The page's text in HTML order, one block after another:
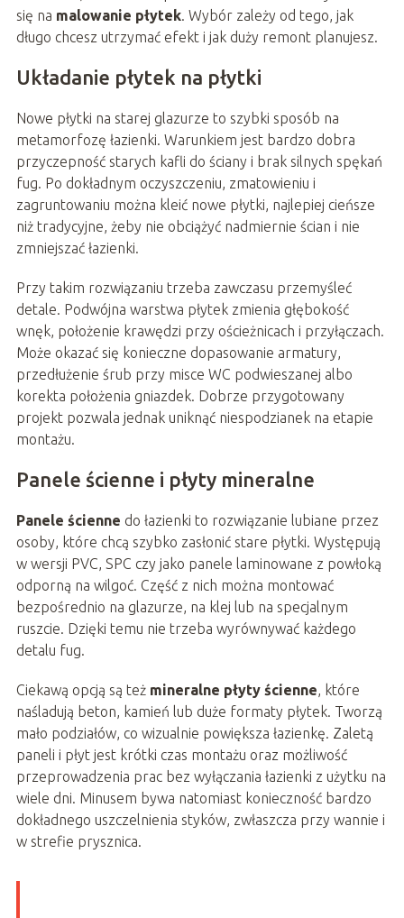
się na malowanie płytek. Wybór zależy od tego, jak
długo chcesz utrzymać efekt i jak duży remont planujesz.
Układanie płytek na płytki
Nowe płytki na starej glazurze to szybki sposób na
metamorfozę łazienki. Warunkiem jest bardzo dobra
przyczepność starych kafli do ściany i brak silnych spękań
fug. Po dokładnym oczyszczeniu, zmatowieniu i
zagruntowaniu można kleić nowe płytki, najlepiej cieńsze
niż tradycyjne, żeby nie obciążyć nadmiernie ścian i nie
zmniejszać łazienki.
Przy takim rozwiązaniu trzeba zawczasu przemyśleć
detale. Podwójna warstwa płytek zmienia głębokość
wnęk, położenie krawędzi przy ościeżnicach i przyłączach.
Może okazać się konieczne dopasowanie armatury,
przedłużenie śrub przy misce WC podwieszanej albo
korekta położenia gniazdek. Dobrze przygotowany
projekt pozwala jednak uniknąć niespodzianek na etapie
montażu.
Panele ścienne i płyty mineralne
Panele ścienne do łazienki to rozwiązanie lubiane przez
osoby, które chcą szybko zasłonić stare płytki. Występują
w wersji PVC, SPC czy jako panele laminowane z powłoką
odporną na wilgoć. Część z nich można montować
bezpośrednio na glazurze, na klej lub na specjalnym
ruszcie. Dzięki temu nie trzeba wyrównywać każdego
detalu fug.
Ciekawą opcją są też mineralne płyty ścienne, które
naśladują beton, kamień lub duże formaty płytek. Tworzą
mało podziałów, co wizualnie powiększa łazienkę. Zaletą
paneli i płyt jest krótki czas montażu oraz możliwość
przeprowadzenia prac bez wyłączania łazienki z użytku na
wiele dni. Minusem bywa natomiast konieczność bardzo
dokładnego uszczelnienia styków, zwłaszcza przy wannie i
w strefie prysznica.